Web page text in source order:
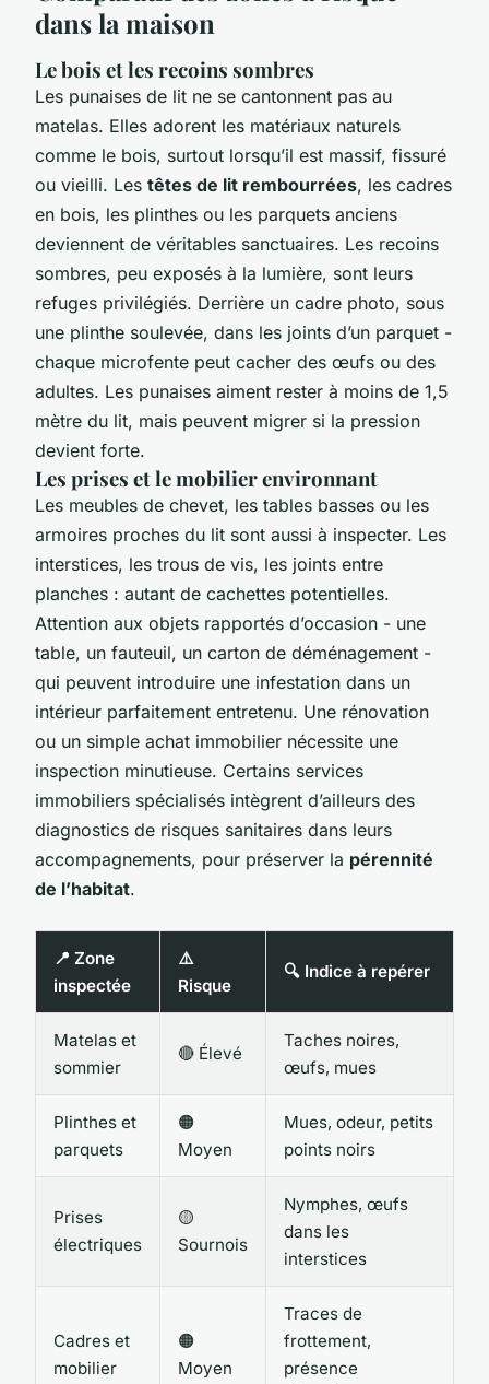
dans la maison
Le bois et les recoins sombres
Les punaises de lit ne se cantonnent pas au
matelas. Elles adorent les matériaux naturels
comme le bois, surtout lorsqu’il est massif, fissuré
ou vieilli. Les têtes de lit rembourrées, les cadres
en bois, les plinthes ou les parquets anciens
deviennent de véritables sanctuaires. Les recoins
sombres, peu exposés à la lumière, sont leurs
refuges privilégiés. Derrière un cadre photo, sous
une plinthe soulevée, dans les joints d’un parquet -
chaque microfente peut cacher des œufs ou des
adultes. Les punaises aiment rester à moins de 1,5
mètre du lit, mais peuvent migrer si la pression
devient forte.
Les prises et le mobilier environnant
Les meubles de chevet, les tables basses ou les
armoires proches du lit sont aussi à inspecter. Les
interstices, les trous de vis, les joints entre
planches : autant de cachettes potentielles.
Attention aux objets rapportés d’occasion - une
table, un fauteuil, un carton de déménagement -
qui peuvent introduire une infestation dans un
intérieur parfaitement entretenu. Une rénovation
ou un simple achat immobilier nécessite une
inspection minutieuse. Certains services
immobiliers spécialisés intègrent d’ailleurs des
diagnostics de risques sanitaires dans leurs
accompagnements, pour préserver la pérennité
de l’habitat.
📍 Zone
inspectée
⚠️
Risque
🔍 Indice à repérer
Matelas et
sommier
🔴 Élevé
Taches noires,
œufs, mues
Plinthes et
parquets
🟠
Moyen
Mues, odeur, petits
points noirs
Prises
électriques
🟡
Sournois
Nymphes, œufs
dans les
interstices
Cadres et
mobilier
🟠
Moyen
Traces de
frottement,
présence